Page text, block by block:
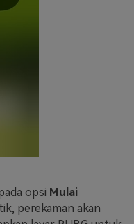
opsi Mulai
perekaman akan